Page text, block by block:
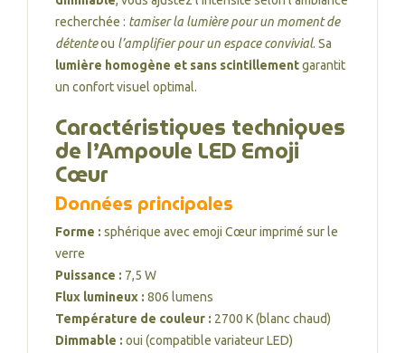
recherchée : tamiser la lumière pour un moment de
détenteou l’amplifier pour un espace convivial. Sa
lumière homogène et sans scintillementgarantit
un confort visuel optimal.
Caractéristiques techniques
de l’Ampoule LED Emoji
Cœur
Données principales
Forme : sphérique avec emoji Cœur imprimé sur le
verre
Puissance : 7,5 W
Flux lumineux : 806 lumens
Température de couleur : 2700 K (blanc chaud)
Dimmable : oui (compatible variateur LED)